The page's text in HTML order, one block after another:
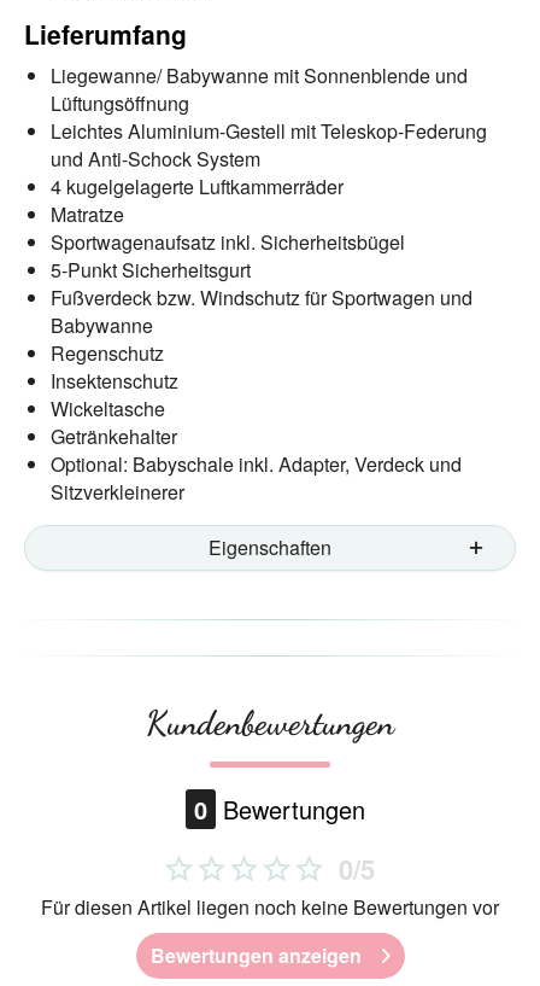
Lieferumfang
Liegewanne/ Babywanne mit Sonnenblende und
Lüftungsöffnung
Leichtes Aluminium-Gestell mit Teleskop-Federung
und Anti-Schock System
4 kugelgelagerte Luftkammerräder
Matratze
Sportwagenaufsatz inkl. Sicherheitsbügel
5-Punkt Sicherheitsgurt
Fußverdeck bzw. Windschutz für Sportwagen und
Babywanne
Regenschutz
Insektenschutz
Wickeltasche
Getränkehalter
Optional: Babyschale inkl. Adapter, Verdeck und
Sitzverkleinerer
Eigenschaften
Kundenbewertungen
0 Bewertungen
0/5
Für diesen Artikel liegen noch keine Bewertungen vor
Bewertungen anzeigen